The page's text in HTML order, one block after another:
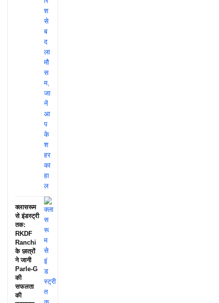
क्लासरूम
से इंडस्ट्री
तक:
RKDF
Ranchi
के छात्रों
ने जानी
Parle-G
की
सफलता
की